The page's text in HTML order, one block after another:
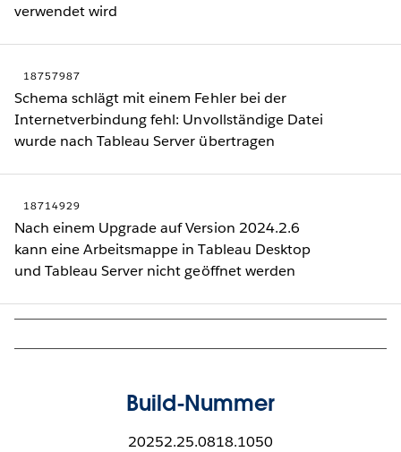
verwendet wird
18757987
Schema schlägt mit einem Fehler bei der
Internetverbindung fehl: Unvollständige Datei
wurde nach Tableau Server übertragen
18714929
Nach einem Upgrade auf Version 2024.2.6
kann eine Arbeitsmappe in Tableau Desktop
und Tableau Server nicht geöffnet werden
Build-Nummer
20252.25.0818.1050